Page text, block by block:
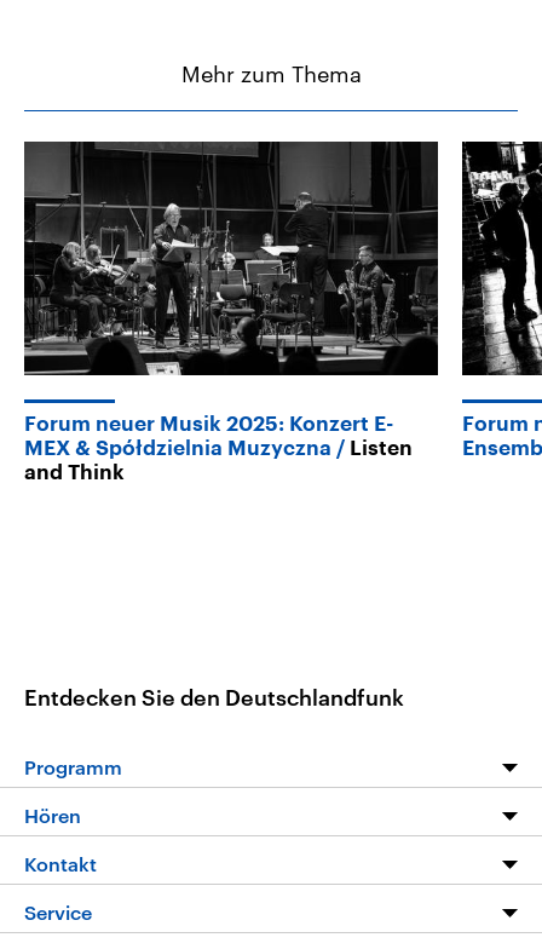
Mehr zum Thema
Forum neuer Musik 2025: Konzert E-
MEX & Spółdzielnia Muzyczna
Listen
and Think
Forum
Entdecken Sie den Deutschlandfunk
Programm
Programm
Die Nachrichten
Nachrichtenleicht
Hören
Livestream
Podcasts
Kontakt
Hörerservice
Service